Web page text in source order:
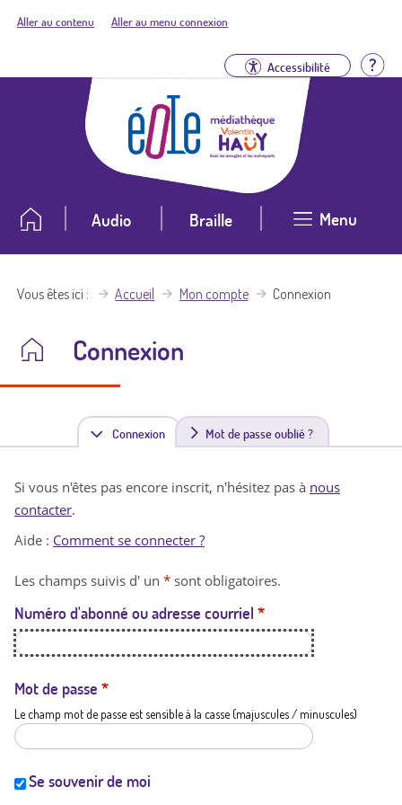
Aller au contenu Aller au menu connexion
Accessibilité
Audio Braille Menu
Vous êtes ici Accueil Mon compte Connexion
Connexion
Connexion(
n
t
a
t
i
Mot de passe oublié ?
Si vous n'êtes pas encore inscrit, n'hésitez pas à nous
contacter.
Aide : Comment se connecter ?
Les champs suivis d' un * sont obligatoires.
Numéro d'abonné ou adresse courriel *
Mot de passe *
Le champ mot de passe est sensible à la casse (majuscules / minuscules)
Se souvenir de moi